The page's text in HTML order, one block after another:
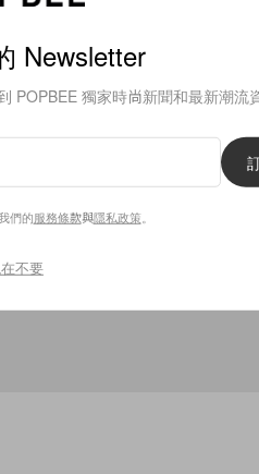
LA LA LAND
FACTORY 朱古力獎
Newsletter
獨家時尚新聞和最新潮流資
們的服務條款與隱私政策。
不要